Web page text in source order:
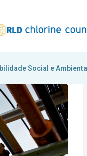
Social e Ambiental